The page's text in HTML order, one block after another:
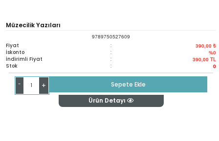
Müzecilik Yazıları
9789750527609
Fiyat : 390,00 ₺
İskonto : %0
İndirimli Fiyat : 390,00 TL
Stok : 0
- +
Sepete Ekle
Ürün Detayı